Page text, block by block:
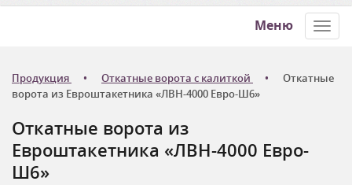
Меню
Продукция Откатные ворота с калиткой
Откатные
ворота из Евроштакетника «ЛВН-4000 Евро-Ш6»
Откатные ворота из
Евроштакетника «ЛВН-4000 Евро-
Ш6»